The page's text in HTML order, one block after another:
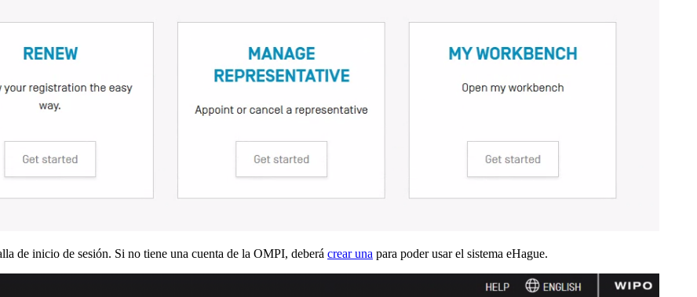
de inicio de sesión. Si no tiene una cuenta de la OMPI, deberá crear una para poder usar el sistema eHague.